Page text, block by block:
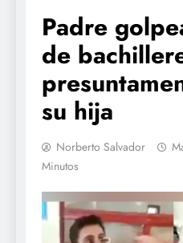
Padre
de
su hija
Norberto Salvador
Minutos